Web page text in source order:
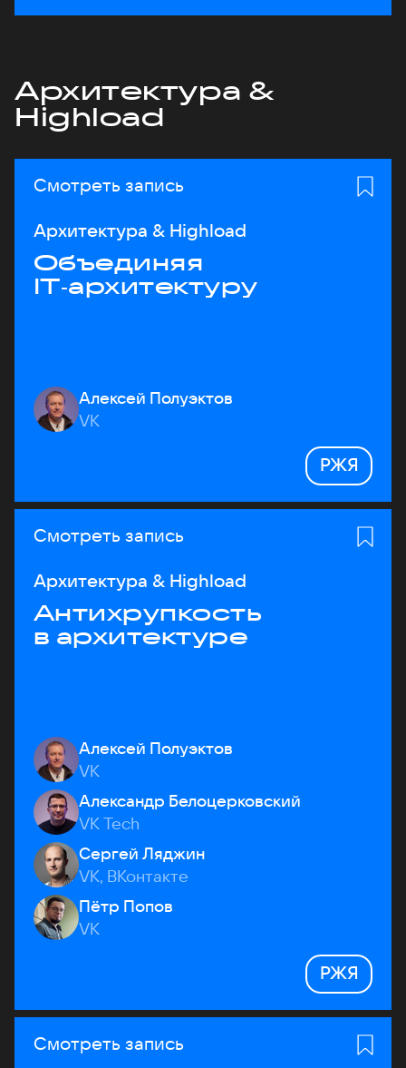
Архитектура &
Highload
Смотреть запись
Архитектура & Highload
Объединяя
IT‑архитектуру
Алексей Полуэктов
VK
РЖЯ
Смотреть запись
Архитектура & Highload
Антихрупкость
в архитектуре
Алексей Полуэктов
VK
Александр Белоцерковский
VK Tech
Сергей Ляджин
VK, ВКонтакте
Пётр Попов
VK
РЖЯ
Смотреть запись